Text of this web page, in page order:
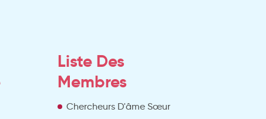
Liste Des
Membres
Chercheurs D'âme Sœur